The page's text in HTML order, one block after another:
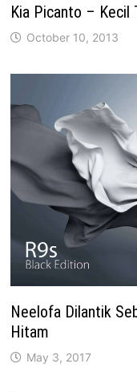
Kia Picanto – Kecil
October 10, 2013
Neelofa Dilantik
Hitam
May 3, 2017